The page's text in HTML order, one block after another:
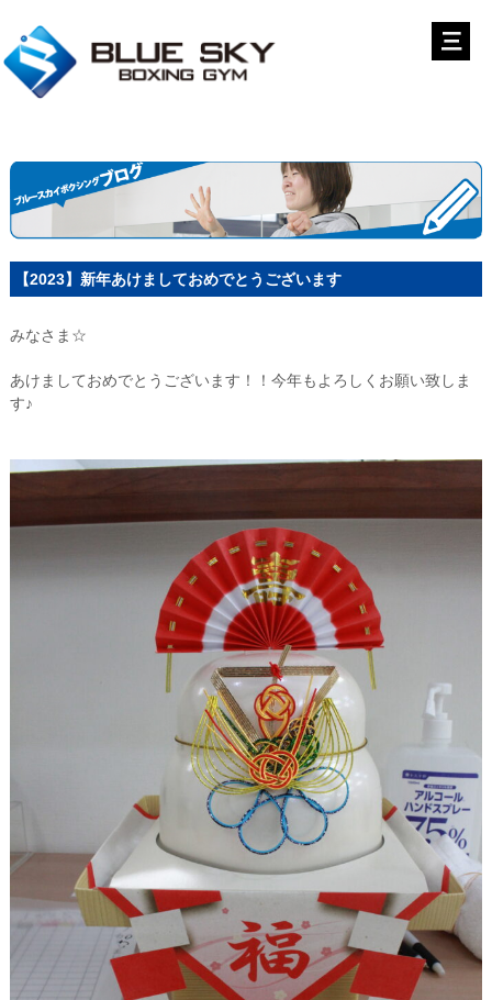
【2023】新年あけましておめでとうございます
みなさま☆
あけましておめでとうございます！！今年もよろしくお願い致しま
す♪